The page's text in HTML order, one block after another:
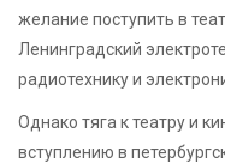
желание поступить в
Ленинградский
радиотехнику и
Однако тяга к театру и
вступлению в